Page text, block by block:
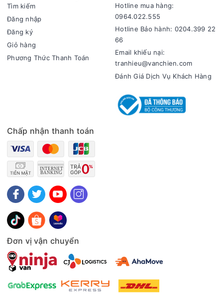
Tìm kiếm
Đăng nhập
Đăng ký
Giỏ hàng
Phương Thức Thanh Toán
Hotline mua hàng:
0964.022.555
Hotline Bảo hành: 0204.399 22
66
Email khiếu nại:
tranhieu@vanchien.com
Đánh Giá Dịch Vụ Khách Hàng
Chấp nhận thanh toán
Đơn vị vận chuyển